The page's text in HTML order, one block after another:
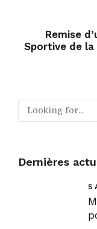
Remise
Sportive de la
Dernières
5